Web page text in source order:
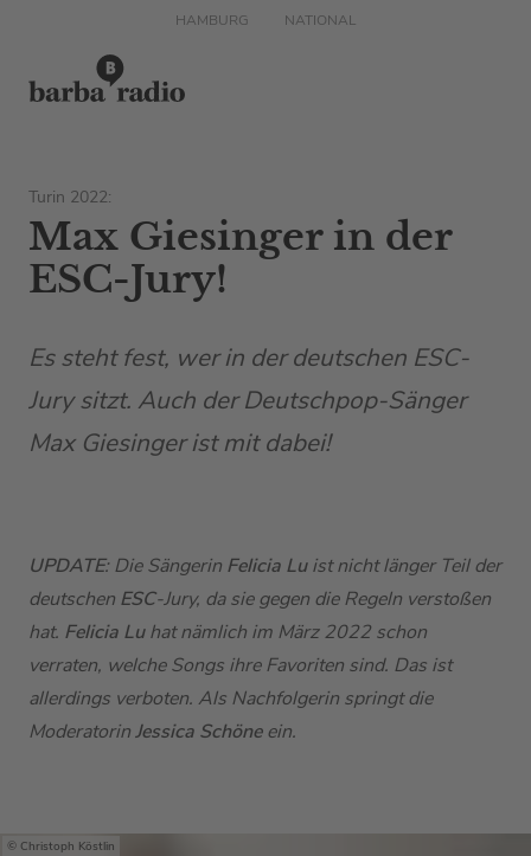
HAMBURG NATIONAL
Turin 2022:
Max Giesinger in der
ESC-Jury!
Es steht fest, wer in der deutschen ESC-
Jury sitzt. Auch der Deutschpop-Sänger
Max Giesinger ist mit dabei!
UPDATE: Die Sängerin Felicia Luist nicht länger Teil der
deutschen ESC-Jury, da sie gegen die Regeln verstoßen
hat. Felicia Luhat nämlich im März 2022 schon
verraten, welche Songs ihre Favoriten sind. Das ist
allerdings verboten. Als Nachfolgerin springt die
ModeratorinJessica Schöneein.
Christoph Köstlin